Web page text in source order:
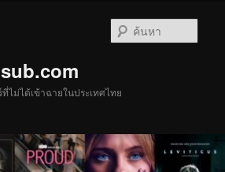
ไม่ได้เข้าฉายในประเทศไทย